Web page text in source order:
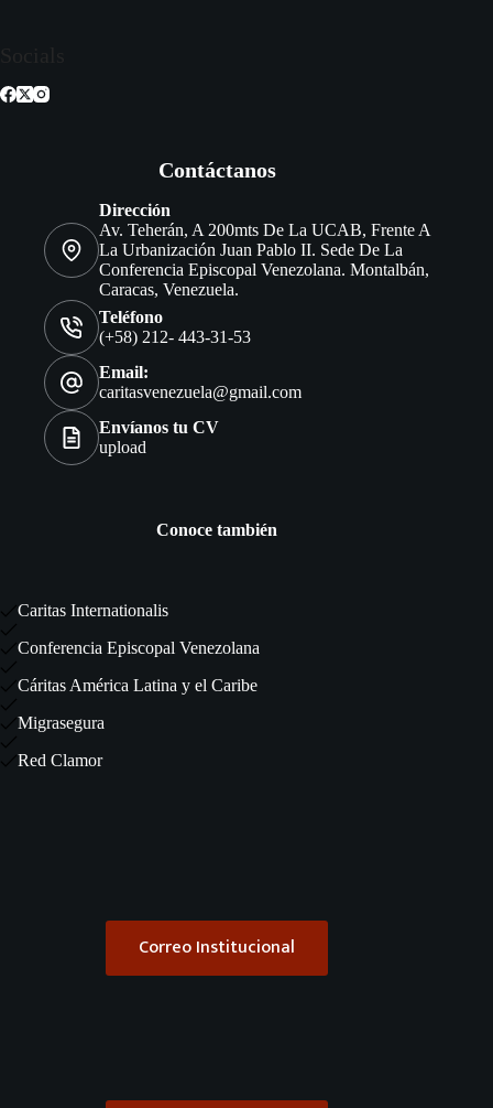
Contáctanos
Dirección
Av. Teherán, A 200mts De La UCAB, Frente A
La Urbanización Juan Pablo II. Sede De La
Conferencia Episcopal Venezolana. Montalbán,
Caracas, Venezuela.
Teléfono
(+58) 212- 443-31-53
Email:
caritasvenezuela@gmail.com
Envíanos tu CV
upload
Conoce también
Caritas Internationalis
Conferencia Episcopal Venezolana
Cáritas América Latina y el Caribe
Migrasegura
Red Clamor
Correo Institucional